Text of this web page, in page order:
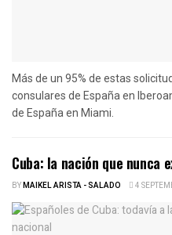
Más de un 95% de estas
consulares de España en
de España en Miami.
Cuba: la nación que nunca
BYMAIKEL ARISTA - SALADO 4